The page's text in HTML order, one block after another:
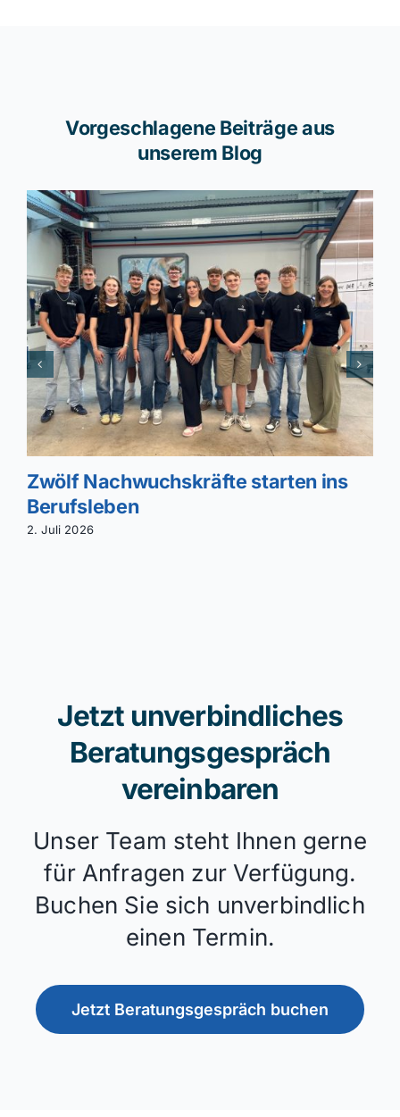
Vorgeschlagene Beiträge aus
unserem Blog
Zwölf Nachwuchskräfte starten ins
Berufsleben
2. Juli 2026
Jetzt unverbindliches
Beratungsgespräch
vereinbaren
Unser Team steht Ihnen gerne
für Anfragen zur Verfügung.
Buchen Sie sich unverbindlich
einen Termin.
Jetzt Beratungsgespräch buchen